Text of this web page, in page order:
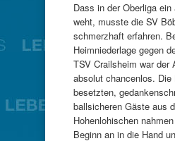
Dass in der Oberliga ein
weht, musste die SV
schmerzhaft erfahren.
Heimniederlage gegen
TSV Crailsheim war der
absolut chancenlos. Die
besetzten,
ballsicheren Gäste aus
Hohenlohischen
Beginn an in die Hand